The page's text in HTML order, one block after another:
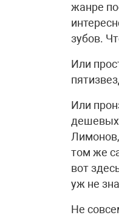
жанре
зубов.
Или
Или
дешевых
том же
вот
уж не
Не